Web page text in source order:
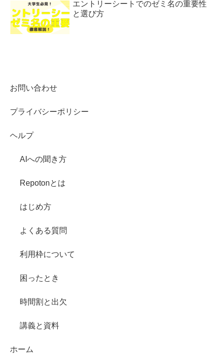
エントリーシートでのゼミ名の重要性
と選び方
お問い合わせ
プライバシーポリシー
ヘルプ
AIへの聞き方
Repotonとは
はじめ方
よくある質問
利用枠について
困ったとき
時間割と出欠
講義と資料
ホーム